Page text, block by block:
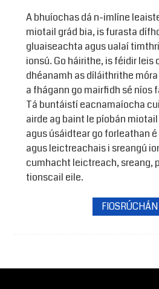
A bhuíochas dá n-imlíne
miotail grád bia, is furasta
gluaiseachta agus ualaí
ionsú. Go háirithe, is féidir leis
dhéanamh as díláithrithe
a fhágann go mairfidh sé níos
Tá buntáistí eacnamaíocha
airde ag baint le píobán
agus úsáidtear go forleathan
agus leictreachais i sreangú
cumhacht leictreach, sreang,
tionscail eile.
FIOSRÚCHÁN